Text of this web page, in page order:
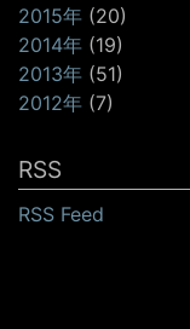
2015年 (20)
2014年 (19)
2013年 (51)
2012年 (7)
RSS
RSS Feed